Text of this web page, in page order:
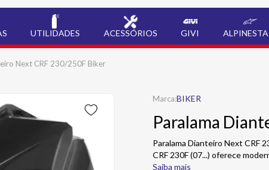
UTILIDADES ACESSÓRIOS GIVI
Next CRF 230/250F Biker
BIKER
Paralama
Paralama Dianteiro Next CRF
CRF 230F (07...) oferece
Saiba mais